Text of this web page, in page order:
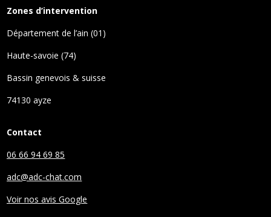
Zones d’intervention
Département de l’ain (01)
Haute-savoie (74)
Bassin genevois & suisse
74130 ayze
Contact
06 66 94 69 85
adc@adc-chat.com
Voir nos avis Google